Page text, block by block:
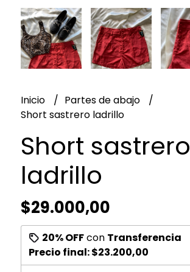
Inicio
Partes de abajo
Short sastrero ladrillo
Short sastrero
ladrillo
$29.000,00
20% OFFcon Transferencia
Precio final:$23.200,00